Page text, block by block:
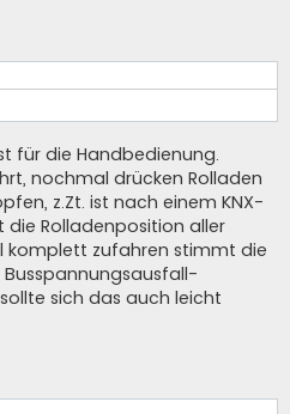
für die Handbedienung.
nochmal drücken Rolladen
z.Zt. ist nach einem KNX-
die Rolladenposition aller
komplett zufahren stimmt die
sich das auch leicht